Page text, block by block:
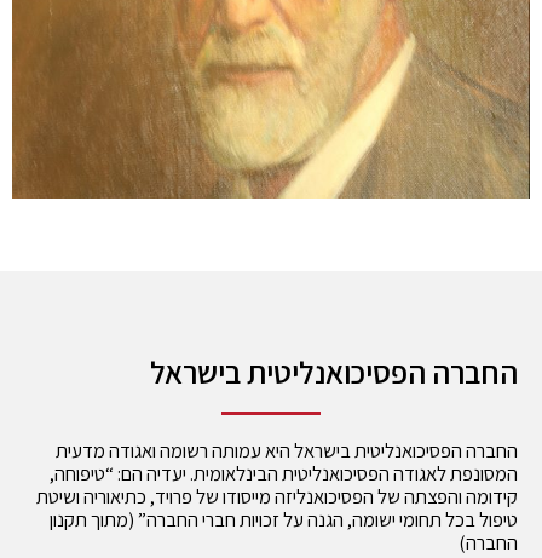
החברה הפסיכואנליטית בישראל
החברה הפסיכואנליטית בישראל היא עמותה רשומה ואגודה מדעית
המסונפת לאגודה הפסיכואנליטית הבינלאומית. יעדיה הם: “טיפוחה,
קידומה והפצתה של הפסיכואנליזה מייסודו של פרויד, כתיאוריה ושיטת
טיפול בכל תחומי ישומה, הגנה על זכויות חברי החברה” (מתוך תקנון
החברה)